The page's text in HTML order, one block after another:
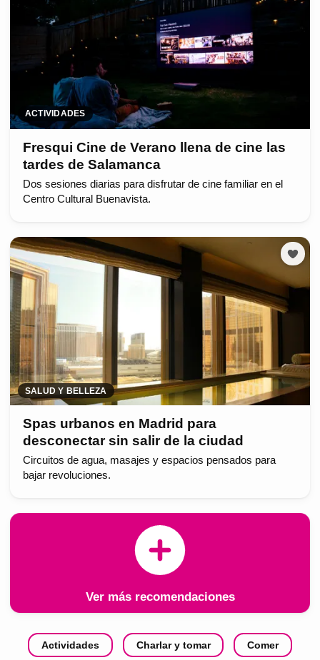
ACTIVIDADES
Fresqui Cine de Verano llena de cine las
tardes de Salamanca
Dos sesiones diarias para disfrutar de cine familiar en el
Centro Cultural Buenavista.
SALUD Y BELLEZA
Spas urbanos en Madrid para
desconectar sin salir de la ciudad
Circuitos de agua, masajes y espacios pensados para
bajar revoluciones.
Ver más recomendaciones
Actividades Charlar y tomar Comer